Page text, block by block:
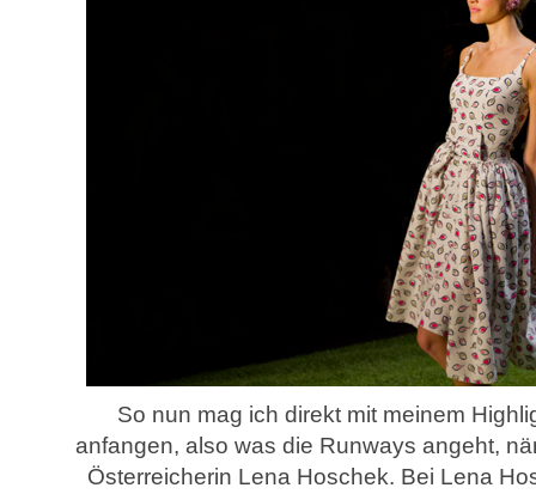
So nun mag ich direkt mit meinem
anfangen, also was die Runways angeht,
Österreicherin Lena Hoschek. Bei Lena